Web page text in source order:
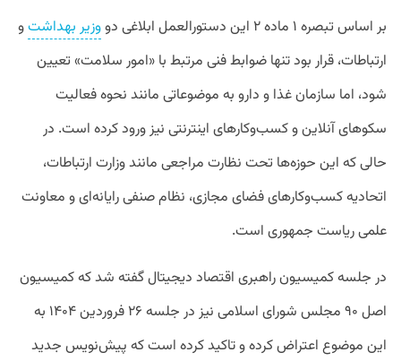
بر اساس تبصره ۱ ماده ۲ این دستورالعمل ابلاغی دو وزیر بهداشتو
ارتباطات، قرار بود تنها ضوابط فنی مرتبط با «امور سلامت» تعیین
شود، اما سازمان غذا و دارو به موضوعاتی مانند نحوه فعالیت
سکوهای آنلاین و کسب‌وکارهای اینترنتی نیز ورود کرده است. در
حالی که این حوزه‌ها تحت نظارت مراجعی مانند وزارت ارتباطات،
اتحادیه کسب‌وکارهای فضای مجازی، نظام صنفی رایانه‌ای و معاونت
علمی ریاست جمهوری است.
در جلسه کمیسیون راهبری اقتصاد دیجیتال گفته شد که کمیسیون
اصل ۹۰ مجلس شورای اسلامی نیز در جلسه ۲۶ فروردین ۱۴۰۴ به
این موضوع اعتراض کرده و تاکید کرده است که پیش‌نویس جدید